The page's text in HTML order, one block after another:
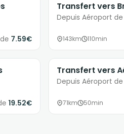
7.59€
Transfert vers
Depuis Aéroport
143km 110min
19.52€
Transfert vers
Depuis Aéroport
71km 50min